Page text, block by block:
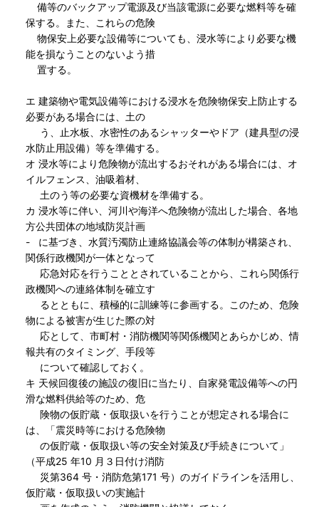
備等のバックアップ電源及び当該電源に必要な燃料等を確
保する。また、これらの危険
物保安上必要な設備等についても、浸水等により必要な機
能を損なうことのないよう措
置する。
エ 建築物や電気設備等における浸水を危険物保安上防止する
必要がある場合には、土の
う、止水板、水密性のあるシャッターやドア（建具型の浸
水防止用設備）等を準備する。
オ 浸水等により危険物が流出するおそれがある場合には、オ
イルフェンス、油吸着材、
土のう等の必要な資機材を準備する。
カ 浸水等に伴い、河川や海洋へ危険物が流出した場合、各地
方公共団体の地域防災計画
- に基づき、水質汚濁防止連絡協議会等の体制が構築され、
関係行政機関が一体となって
応急対応を行うこととされていることから、これら関係行
政機関への連絡体制を確立す
るとともに、積極的に訓練等に参画する。このため、危険
物による被害が生じた際の対
応として、市町村・消防機関等関係機関とあらかじめ、情
報共有のタイミング、手段等
について確認しておく。
キ 天候回復後の施設の復旧に当たり、自家発電設備等への円
滑な燃料供給等のため、危
険物の仮貯蔵・仮取扱いを行うことが想定される場合に
は、「震災時等における危険物
の仮貯蔵・仮取扱い等の安全対策及び手続きについて」
（平成25 年10 月３日付け消防
災第364 号・消防危第171 号）のガイドラインを活用し、
仮貯蔵・仮取扱いの実施計